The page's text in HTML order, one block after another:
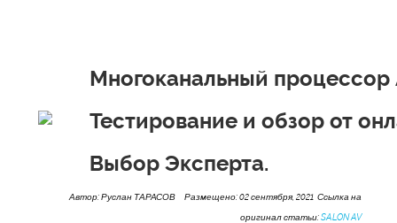
Многоканальный
Тестирование и обзор от
Выбор Эксперта.
Автор: Руслан ТАРАСОВ Размещено: 02 сентября, 2021 Ссылка на
оригинал статьи:SALON AV